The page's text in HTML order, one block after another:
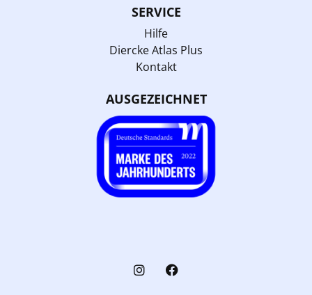
SERVICE
Hilfe
Diercke Atlas Plus
Kontakt
AUSGEZEICHNET